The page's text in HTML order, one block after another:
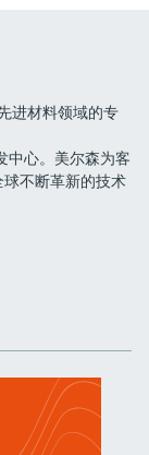
进材料领域的专
中心。美尔森为客
不断革新的技术